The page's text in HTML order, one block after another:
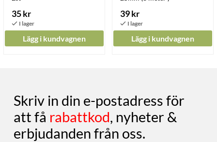
35 kr
Lägg i kundvagnen
39 kr
Lägg i kundvagnen
Skriv in din e-postadress för
att få rabattkod, nyheter &
erbjudanden från oss.